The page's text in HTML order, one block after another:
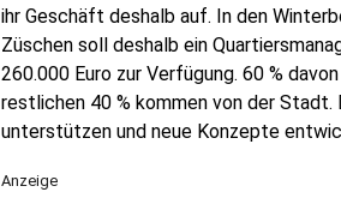
ihr Geschäft deshalb auf. In den
Züschen soll deshalb ein
260.000 Euro zur Verfügung. 60 %
restlichen 40 % kommen von der Stadt.
unterstützen und neue Konzepte
Anzeige